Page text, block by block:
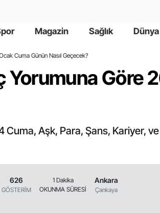
Magazin Sağlık Dünya
Cuma Günün Nasıl Geçecek?
Göre
Aşk, Para, Şans, Kariyer, ve
626
GÖSTERİM
1 Dakika
OKUNMA SÜRESİ
Ankara
Çankaya